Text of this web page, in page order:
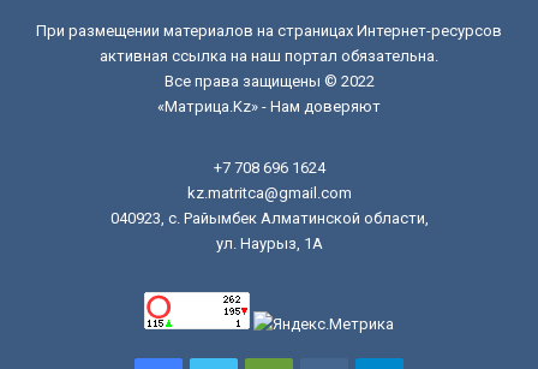
При размещении материалов на страницах Интернет-ресурсов
активная ссылка на наш портал обязательна.
Все права защищены © 2022
«Матрица.Kz» - Нам доверяют
+7 708 696 1624
kz.matritca@gmail.com
040923, с. Райымбек Алматинской области,
ул. Наурыз, 1А